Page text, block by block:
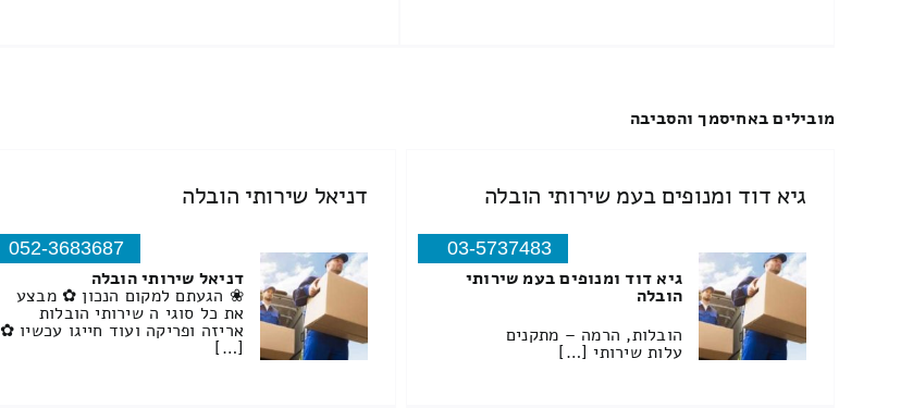
מובילים באחיסמך והסביבה
גיא דוד ומנופים בעמ שירותי הובלה
03-5737483
גיא דוד ומנופים בעמ שירותי
הובלה
הובלות, הרמה – מתקנים
עלות שירותי […]
דניאל שירותי הובלה
052-3683687
דניאל שירותי הובלה
❀ הגעתם למקום הנכון ✿ מבצע
את כל סוגי ה שירותי הובלות
אריזה ופריקה ועוד חייגו עכשיו ✿
[…]